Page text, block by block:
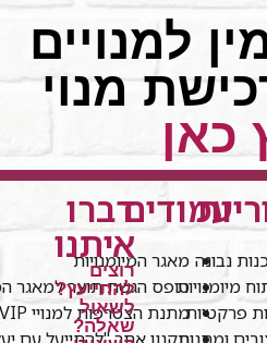
למנויים
מנוי
כאן
נבונה
מיומנויות
פרקטיות
עמודים
מאגר המיומנויות
טופס הגשת תוצר למאגר
מתנת הצטרפות למנויי VIP
דברו
איתנו
רוצים
להתייעץ?
לשאול
שאלה?